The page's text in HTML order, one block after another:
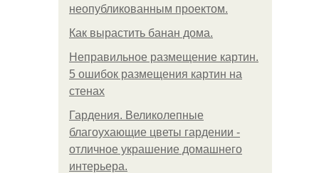
неопубликованным проектом.
Как вырастить банан дома.
Неправильное размещение картин.
5 ошибок размещения картин на
стенах
Гардения. Великолепные
благоухающие цветы гардении -
отличное украшение домашнего
интерьера.